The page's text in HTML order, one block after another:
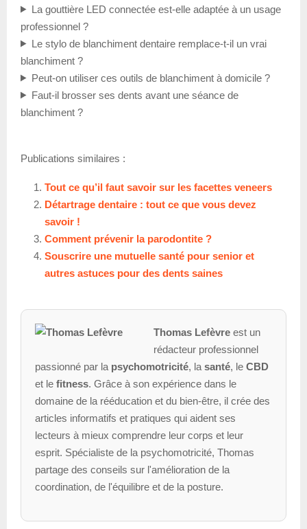
La gouttière LED connectée est-elle adaptée à un usage
professionnel ?
Le stylo de blanchiment dentaire remplace-t-il un vrai
blanchiment ?
Peut-on utiliser ces outils de blanchiment à domicile ?
Faut-il brosser ses dents avant une séance de
blanchiment ?
Publications similaires :
Tout ce qu’il faut savoir sur les facettes veneers
Détartrage dentaire : tout ce que vous devez
savoir !
Comment prévenir la parodontite ?
Souscrire une mutuelle santé pour senior et
autres astuces pour des dents saines
Thomas Lefèvreest un
rédacteur professionnel
passionné par la psychomotricité, la santé, le CBD
et le fitness. Grâce à son expérience dans le
domaine de la rééducation et du bien-être, il crée des
articles informatifs et pratiques qui aident ses
lecteurs à mieux comprendre leur corps et leur
esprit. Spécialiste de la psychomotricité, Thomas
partage des conseils sur l'amélioration de la
coordination, de l'équilibre et de la posture.